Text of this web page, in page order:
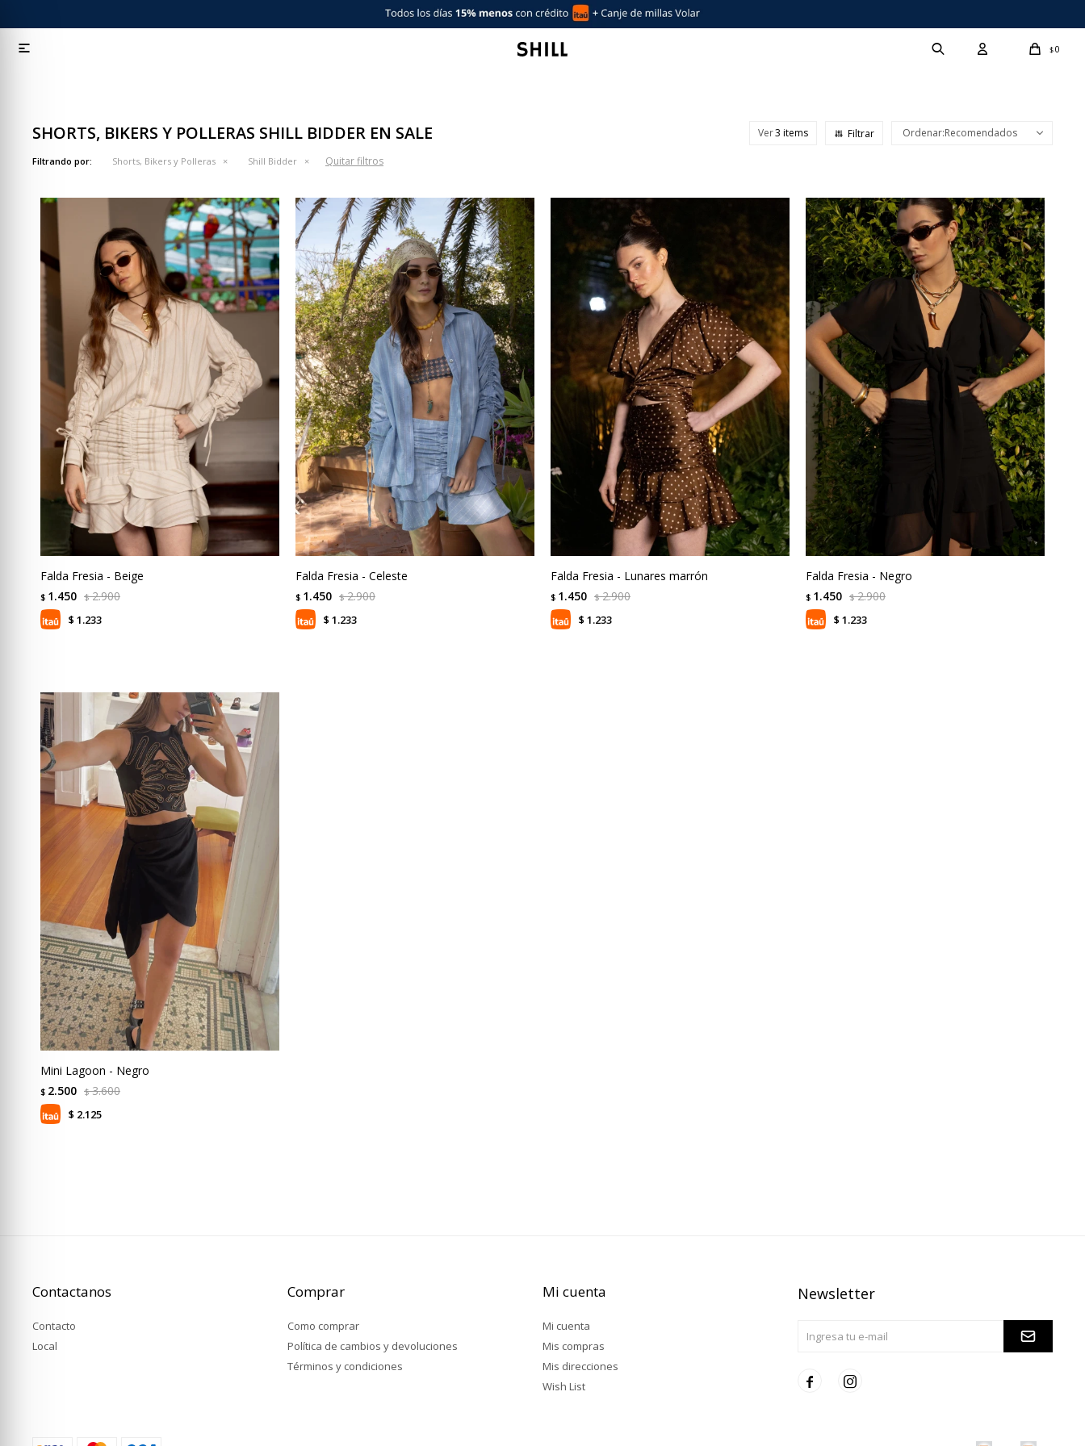
$0

SHORTS, BIKERS Y POLLERAS SHILL BIDDER EN SALE Ver Recomendados
Filtrando por: Shorts, Bikers y Polleras Shill Bidder Quitar filtros
Falda Fresia - Beige
$ 1.450 $ 2.900
$ 1.233
Falda Fresia - Celeste
$ 1.450 $ 2.900
$ 1.233
Falda Fresia - Lunares marrón
$ 1.450 $ 2.900
$ 1.233
Falda Fresia - Negro
$ 1.450 $ 2.900
$ 1.233
Mini Lagoon - Negro
$ 2.500 $ 3.600
$ 2.125
Contactanos
Contacto
Local
Comprar
Como comprar
Política de cambios y devoluciones
Términos y condiciones
Mi cuenta
Mi cuenta
Mis compras
Mis direcciones
Wish List
Newsletter
 